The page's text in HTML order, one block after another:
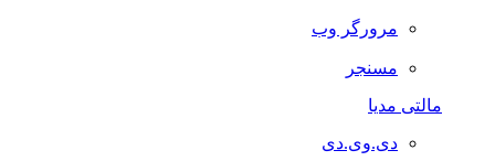
مرورگر وب
مسنجر
مالتی مدیا
دی.وی.دی